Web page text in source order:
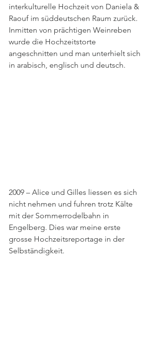
interkulturelle Hochzeit von Daniela &
Raouf im süddeutschen Raum zurück.
Inmitten von prächtigen Weinreben
wurde die Hochzeitstorte
angeschnitten und man unterhielt sich
in arabisch, englisch und deutsch.
2009 – Alice und Gilles liessen es sich
nicht nehmen und fuhren trotz Kälte
mit der Sommerrodelbahn in
Engelberg. Dies war meine erste
grosse Hochzeitsreportage in der
Selbständigkeit.